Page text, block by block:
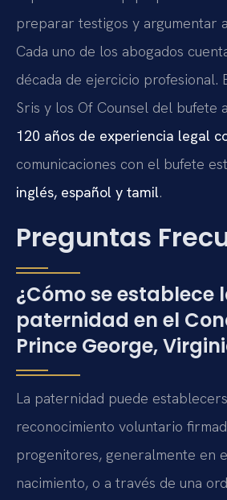
preparar testigos y argumentar
Cada uno de los abogados
década de ejercicio profesional.
Sris y los Of Counsel del bufete
120 años de experiencia legal
comunicaciones con el bufete
inglés, español y tamil.
Preguntas
¿Cómo se establece
paternidad en el
Prince George,
La paternidad puede
reconocimiento voluntario
progenitores, generalmente en
nacimiento, o a través de una